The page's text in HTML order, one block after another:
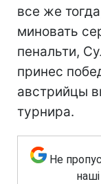
все же
миновать
пенальти,
принес
австрийцы
турнира.
Не